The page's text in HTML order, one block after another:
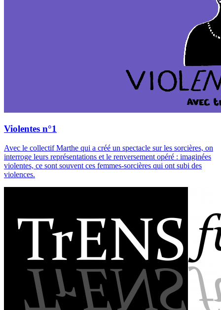
Violentes n°1
Avec le collectif Marthe qui a créé un spectacle sur les sorcières, on
interroge leurs représentations et le renversement opéré : imaginées
violentes, ce sont souvent ces femmes-sorcières qui ont subi des
violences.